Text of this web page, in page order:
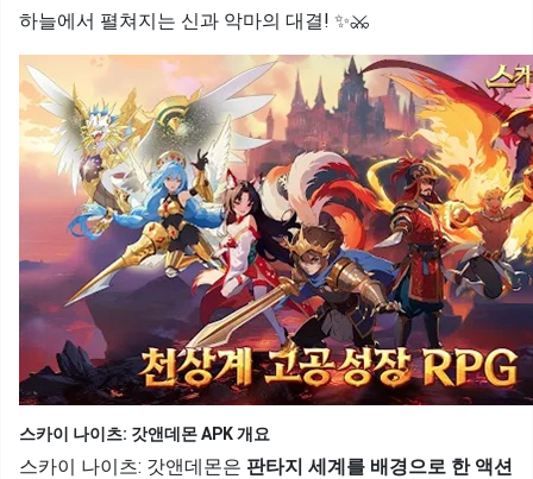
하늘에서 펼쳐지는 신과 악마의 대결! ✨⚔️
스카이 나이츠: 갓앤데몬 APK 개요
스카이 나이츠: 갓앤데몬은 판타지 세계를 배경으로 한 액션